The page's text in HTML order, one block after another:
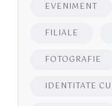
EVENIMENT
FILIALE
FOTOGRAFIE
IDENTITATE